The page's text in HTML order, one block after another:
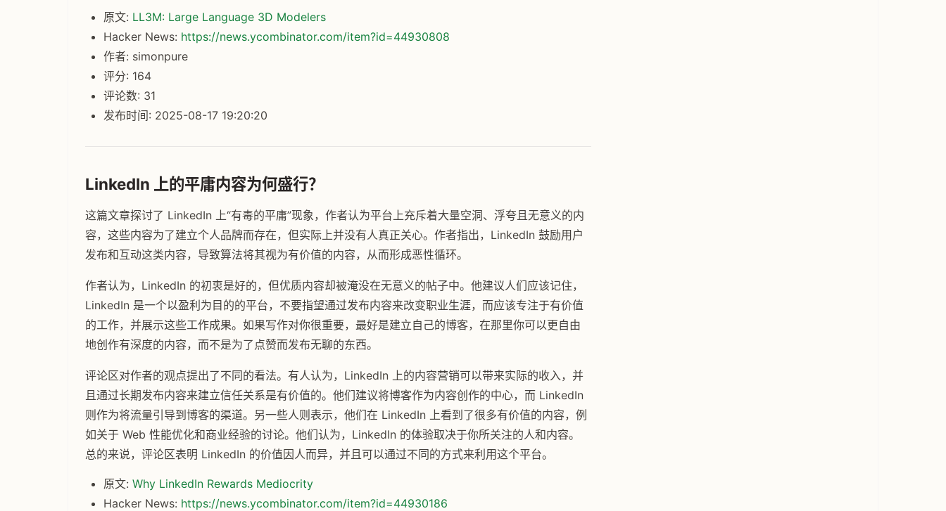
原文: LL3M: Large Language 3D Modelers
Hacker News: https://news.ycombinator.com/item?id=44930808
作者: simonpure
评分: 164
评论数: 31
发布时间: 2025-08-17 19:20:20
LinkedIn 上的平庸内容为何盛行？
这篇文章探讨了 LinkedIn 上“有毒的平庸”现象，作者认为平台上充斥着大量空洞、浮夸且无意义的内
容，这些内容为了建立个人品牌而存在，但实际上并没有人真正关心。作者指出，LinkedIn 鼓励用户
发布和互动这类内容，导致算法将其视为有价值的内容，从而形成恶性循环。
作者认为，LinkedIn 的初衷是好的，但优质内容却被淹没在无意义的帖子中。他建议人们应该记住，
LinkedIn 是一个以盈利为目的的平台，不要指望通过发布内容来改变职业生涯，而应该专注于有价值
的工作，并展示这些工作成果。如果写作对你很重要，最好是建立自己的博客，在那里你可以更自由
地创作有深度的内容，而不是为了点赞而发布无聊的东西。
评论区对作者的观点提出了不同的看法。有人认为，LinkedIn 上的内容营销可以带来实际的收入，并
且通过长期发布内容来建立信任关系是有价值的。他们建议将博客作为内容创作的中心，而 LinkedIn
则作为将流量引导到博客的渠道。另一些人则表示，他们在 LinkedIn 上看到了很多有价值的内容，例
如关于 Web 性能优化和商业经验的讨论。他们认为，LinkedIn 的体验取决于你所关注的人和内容。
总的来说，评论区表明 LinkedIn 的价值因人而异，并且可以通过不同的方式来利用这个平台。
原文: Why LinkedIn Rewards Mediocrity
Hacker News: https://news.ycombinator.com/item?id=44930186